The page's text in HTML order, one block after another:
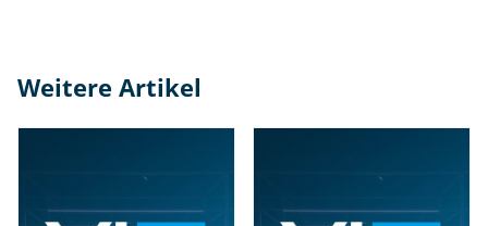
Weitere Artikel